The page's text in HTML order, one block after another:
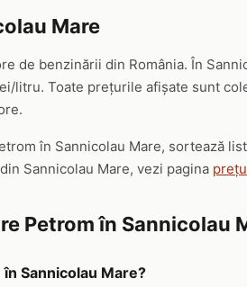
Mare
de benzinării din România. În
litru. Toate prețurile afișate sunt
în Sannicolau Mare, sortează
Sannicolau Mare, vezi pagina
Petrom în Sannicolau
Sannicolau Mare?